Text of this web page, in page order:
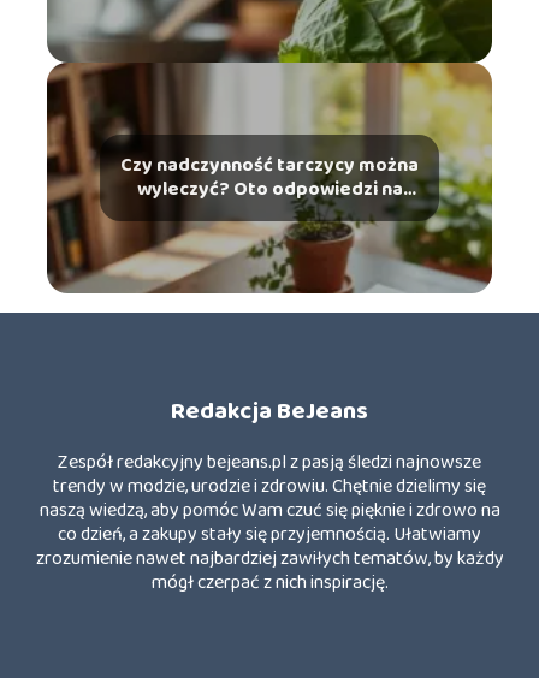
Czy nadczynność tarczycy można
wyleczyć? Oto odpowiedzi na
najważniejsze pytania
Redakcja BeJeans
Zespół redakcyjny bejeans.pl z pasją śledzi najnowsze
trendy w modzie, urodzie i zdrowiu. Chętnie dzielimy się
naszą wiedzą, aby pomóc Wam czuć się pięknie i zdrowo na
co dzień, a zakupy stały się przyjemnością. Ułatwiamy
zrozumienie nawet najbardziej zawiłych tematów, by każdy
mógł czerpać z nich inspirację.